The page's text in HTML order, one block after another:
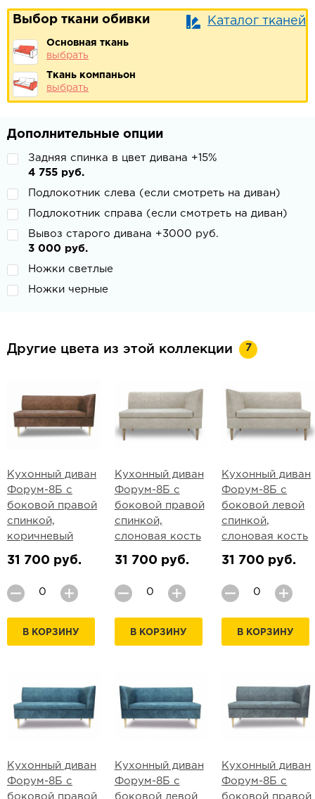
Выбор ткани обивки Каталог тканей
Основная ткань
выбрать
Ткань компаньон
выбрать
Дополнительные опции
Задняя спинка в цвет дивана +15%
4 755 руб.
Подлокотник слева (если смотреть на диван)
Подлокотник справа (если смотреть на диван)
Вывоз старого дивана +3000 руб.
3 000 руб.
Ножки светлые
Ножки черные
Другие цвета из этой коллекции 7
Кухонный диван
Форум-8Б с
боковой правой
спинкой,
коричневый
31 700 руб.
В КОРЗИНУ
Кухонный диван
Форум-8Б с
боковой правой
спинкой,
слоновая кость
31 700 руб.
В КОРЗИНУ
Кухонный диван
Форум-8Б с
боковой левой
спинкой,
слоновая кость
31 700 руб.
В КОРЗИНУ
Кухонный диван
Форум-8Б с
боковой правой
Кухонный диван
Форум-8Б с
боковой левой
Кухонный диван
Форум-8Б с
боковой правой